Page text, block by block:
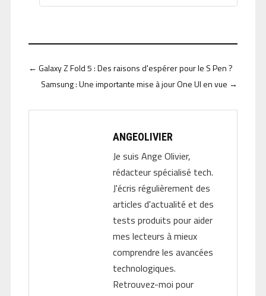
← Galaxy Z Fold 5 : Des raisons d'espérer pour le S Pen ?
Samsung : Une importante mise à jour One UI en vue →
ANGEOLIVIER
Je suis Ange Olivier,
rédacteur spécialisé tech.
J'écris régulièrement des
articles d'actualité et des
tests produits pour aider
mes lecteurs à mieux
comprendre les avancées
technologiques.
Retrouvez-moi pour